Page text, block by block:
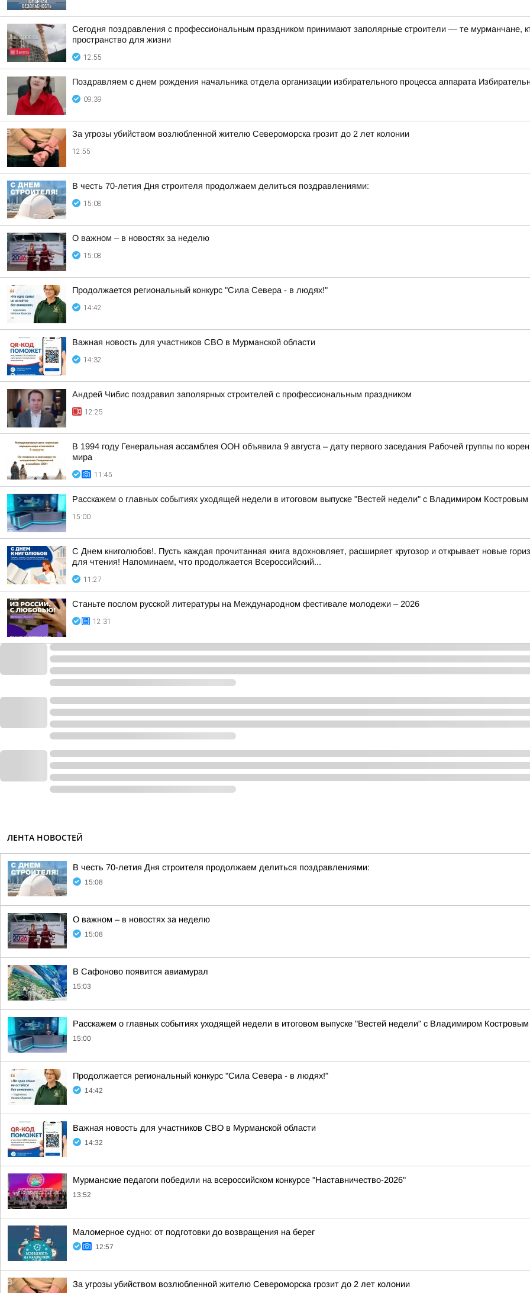
Сегодня поздравления с профессиональным праздником принимают заполярные строители — те
пространство для жизни
12:55
Поздравляем с днем рождения начальника отдела организации избирательного процесса аппарата
09:39
За угрозы убийством возлюбленной жителю Североморска грозит до 2 лет колонии
12:55
В честь 70-летия Дня строителя продолжаем делиться поздравлениями:
15:08
О важном – в новостях за неделю
15:08
Продолжается региональный конкурс "Сила Севера - в людях!"
14:42
Важная новость для участников СВО в Мурманской области
14:32
Андрей Чибис поздравил заполярных строителей с профессиональным праздником
12:25
В 1994 году Генеральная ассамблея ООН объявила 9 августа – дату первого заседания Рабочей группы по
мира
11:45
Расскажем о главных событиях уходящей недели в итоговом выпуске "Вестей недели" с Владимиром Костровым
15:00
С Днем книголюбов!. Пусть каждая прочитанная книга вдохновляет, расширяет кругозор и открывает новые
для чтения! Напоминаем, что продолжается Всероссийский...
11:27
Станьте послом русской литературы на Международном фестивале молодежи – 2026
12:31
ЛЕНТА НОВОСТЕЙ
В честь 70-летия Дня строителя продолжаем делиться поздравлениями:
15:08
О важном – в новостях за неделю
15:08
В Сафоново появится авиамурал
15:03
Расскажем о главных событиях уходящей недели в итоговом выпуске "Вестей недели" с Владимиром Костровым
15:00
Продолжается региональный конкурс "Сила Севера - в людях!"
14:42
Важная новость для участников СВО в Мурманской области
14:32
Мурманские педагоги победили на всероссийском конкурсе "Наставничество-2026"
13:52
Маломерное судно: от подготовки до возвращения на берег
12:57
За угрозы убийством возлюбленной жителю Североморска грозит до 2 лет колонии